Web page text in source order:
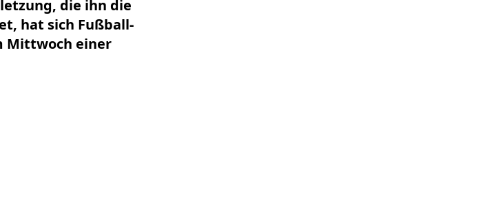
die ihn die
hat sich Fußball-
Mittwoch einer